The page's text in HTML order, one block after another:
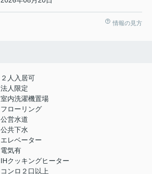
情報の見方
２人入居可
法人限定
室内洗濯機置場
フローリング
公営水道
公共下水
エレベーター
電気有
IHクッキングヒーター
コンロ２口以上